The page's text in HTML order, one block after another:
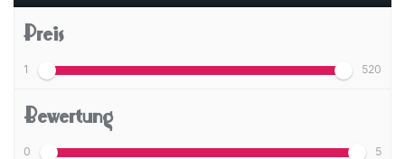
Preis
1 520
Bewertung
0 5